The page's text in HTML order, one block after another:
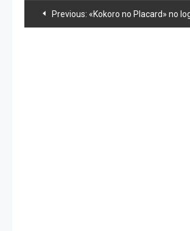
Navegación
Previous: «Kokoro no Placard» no logra